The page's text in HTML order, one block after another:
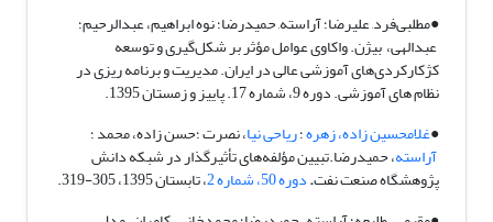
●مطلبی‌فرد, علیرضا؛ آراسته, حمیدرضا؛ نوه ابراهیم، عبدالرحیم؛
عبدالهی، بیژن. واکاوی عوامل مؤثر بر شکل‌گیری و توسعه
کژکارکردی‌های آموزشی عالی در ایران. مدیریت و برنامه ریزی در
نظام های آموزشی. دوره 9، شماره 17. پاییز و زمستان 1395.
●غلامحسین زاده، زهره؛ریاحی نیا، نصرت ؛حسن زاده، محمد ؛
آراسته، حمیدرضا.تبیین مؤلفه‌های تأثیرگذار در شبکه دانش
پژوهشگاه صنعت نفت.دوره 50، شماره 2
، تابستان 1395، 305-319.